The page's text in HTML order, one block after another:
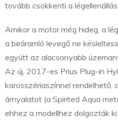
tovább csökkenti a
Amikor a motor még hideg, a
a beáramló levegő ne
együtt az alacsonyabb
Az új, 2017-es Prius Plug-in
karosszériaszínnel rendelhető,
árnyalatot (a Spirited Aqua
ehhez a modellhez dolgozták